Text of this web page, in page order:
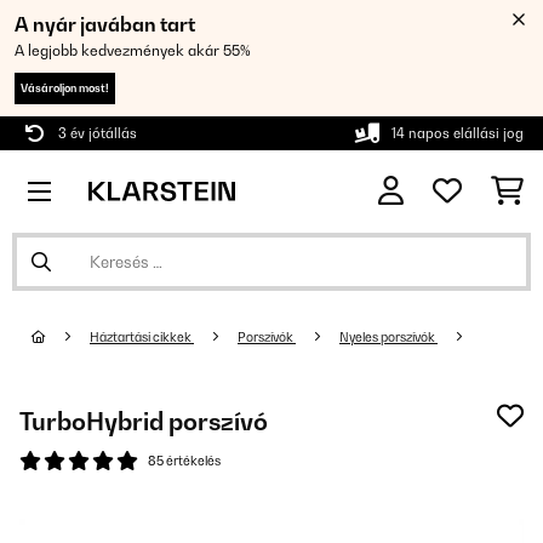
A nyár javában tart
A legjobb kedvezmények akár 55%
Vásároljon most!
3 év jótállás 14 napos elállási jog
Háztartási cikkek Porszívók Nyeles porszívók
TurboHybrid porszívó
85 értékelés